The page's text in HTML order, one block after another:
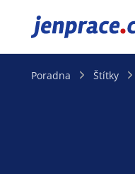
JenPráce.cz
Poradna Štítky